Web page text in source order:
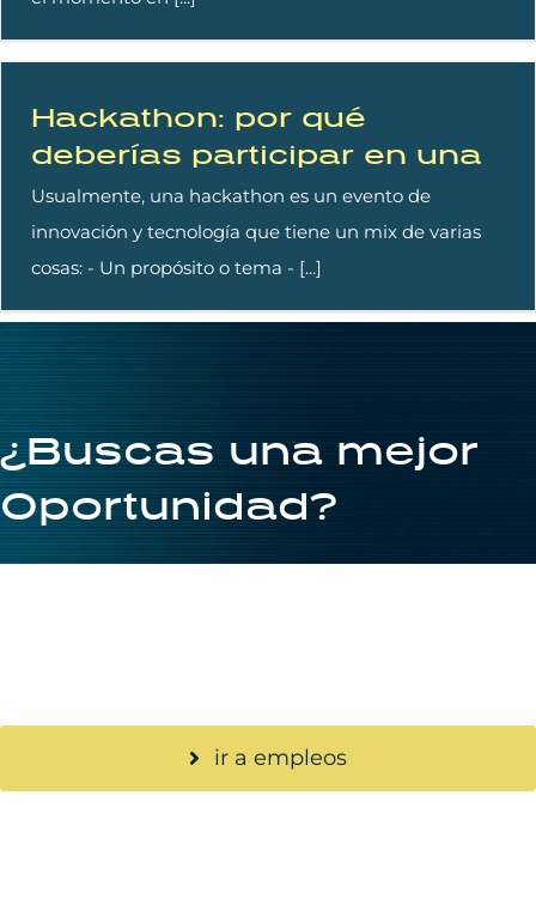
Hackathon: por qué
deberías participar en una
Usualmente, una hackathon es un evento de
innovación y tecnología que tiene un mix de varias
cosas: - Un propósito o tema - [...]
¿Buscas una mejor
Oportunidad?
ir a empleos